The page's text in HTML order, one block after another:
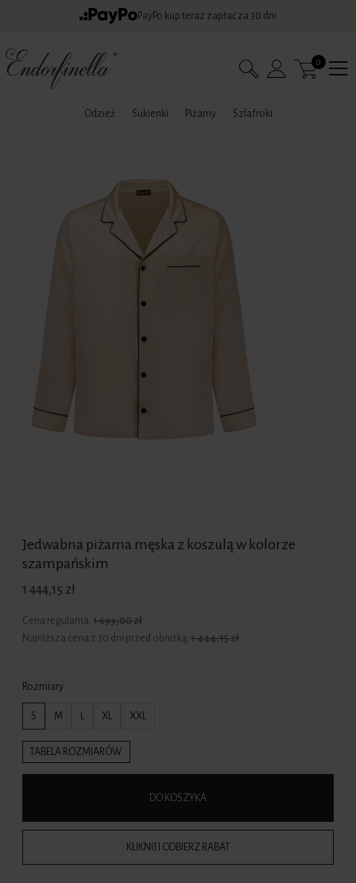
PayPo kup teraz zapłać za 30 dni
0
Odzież Sukienki Piżamy Szlafroki
Jedwabna piżama męska z koszulą w kolorze
szampańskim
1 444,15 zł
Cena regularna: 1 699,00 zł
Najniższa cena z 30 dni przed obniżką: 1 444,15 zł
Rozmiary:
S M L XL XXL
TABELA ROZMIARÓW
DO KOSZYKA
KLIKNIJ I ODBIERZ RABAT